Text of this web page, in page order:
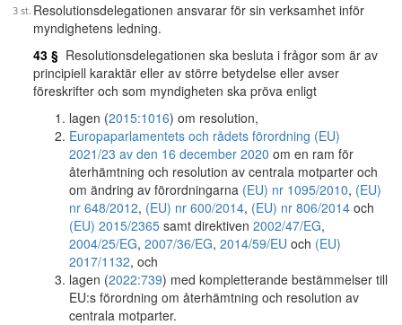
Resolutionsdelegationen ansvarar för sin verksamhet inför
myndighetens ledning.
43 § Resolutionsdelegationen ska besluta i frågor som är av
principiell karaktär eller av större betydelse eller avser
föreskrifter och som myndigheten ska pröva enligt
lagen (2015:1016) om resolution,
Europaparlamentets och rådets förordning (EU)
2021/23 av den 16 december 2020 om en ram för
återhämtning och resolution av centrala motparter och
om ändring av förordningarna (EU) nr 1095/2010, (EU)
nr 648/2012, (EU) nr 600/2014, (EU) nr 806/2014 och
(EU) 2015/2365 samt direktiven 2002/47/EG,
2004/25/EG, 2007/36/EG, 2014/59/EU och (EU)
2017/1132, och
lagen (2022:739) med kompletterande bestämmelser till
EU:s förordning om återhämtning och resolution av
centrala motparter.